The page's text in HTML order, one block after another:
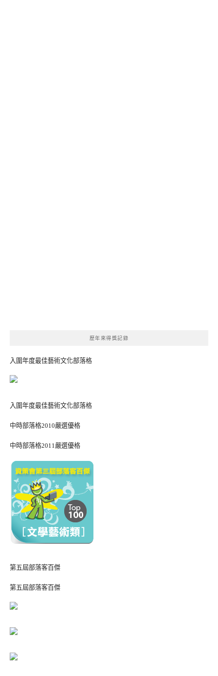
歷年來得獎記錄
入圍年度最佳藝術文化部落格
入圍年度最佳藝術文化部落格
中時部落格2010嚴選優格
中時部落格2011嚴選優格
第五屆部落客百傑
第五屆部落客百傑